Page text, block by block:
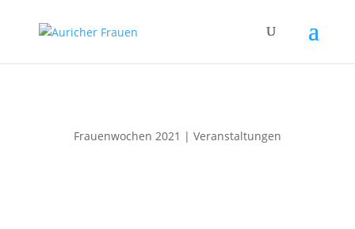
Frauenwochen 2021 | Veranstaltungen